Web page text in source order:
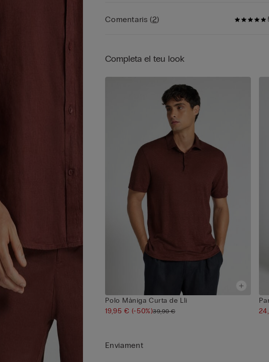
Comentaris (2)
Completa el teu look
Polo Màniga Curta de Lli
19,95 € (-50%)39,90 €
Enviament